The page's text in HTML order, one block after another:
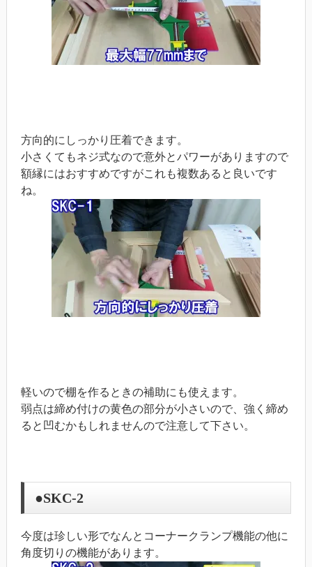
方向的にしっかり圧着できます。
小さくてもネジ式なので意外とパワーがありますので
額縁にはおすすめですがこれも複数あると良いです
ね。
軽いので棚を作るときの補助にも使えます。
弱点は締め付けの黄色の部分が小さいので、強く締め
ると凹むかもしれませんので注意して下さい。
●SKC-2
今度は珍しい形でなんとコーナークランプ機能の他に
角度切りの機能があります。